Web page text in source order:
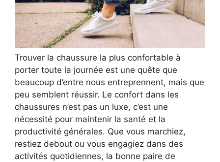
Trouver la chaussure la plus confortable à
porter toute la journée est une quête que
beaucoup d’entre nous entreprennent, mais que
peu semblent réussir. Le confort dans les
chaussures n’est pas un luxe, c’est une
nécessité pour maintenir la santé et la
productivité générales. Que vous marchiez,
restiez debout ou vous engagiez dans des
activités quotidiennes, la bonne paire de